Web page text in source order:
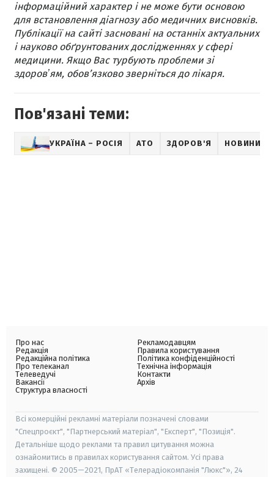
інформаційний характер і не може бути основою
для встановлення діагнозу або медичних висновків.
Публікації на сайті засновані на останніх актуальних
і науково обґрунтованих дослідженнях у сфері
медицини. Якщо Вас турбують проблеми зі
здоровʼям, обов’язково зверніться до лікаря.
Пов'язані теми:
УКРАЇНА – РОСІЯ АТО ЗДОРОВ'Я НОВИНИ
Про нас
Редакція
Редакційна політика
Про телеканал
Телеведучі
Вакансії
Структура власності
Рекламодавцям
Правила користування
Політика конфіденційності
Технічна інформація
Контакти
Архів
Всі комерційні рекламні матеріали позначені словами
"Спецпроєкт", "Партнерський матеріал", "Експерт", "Позиція".
Детальніше щодо реклами та правил цитування можна
ознайомитись в правилах користування сайтом. Усі права
захищені. © 2005—2021, ПрАТ «Телерадіокомпанія "Люкс"», 24